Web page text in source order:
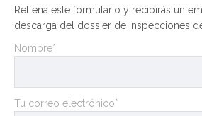
Rellena este formulario y recibirás un
descarga del dossier de Inspecciones
Nombre*
Tu correo electrónico*